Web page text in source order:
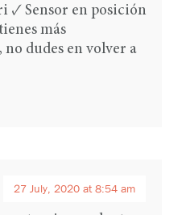
✓ Sensor en posición
más
dudes en volver a
27 July, 2020 at 8:54 am